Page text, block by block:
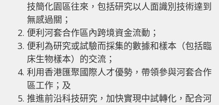
技簡化園區往來，包括研究以人面識別技術達到
無感過關；
便利河套合作區內跨境資金流動；
便利為研究或試驗而採集的數據和樣本（包括臨
床生物樣本）的交流；
利用香港匯聚國際人才優勢，帶領參與河套合作
區工作；及
推進前沿科技研究，加快實現中試轉化，配合河